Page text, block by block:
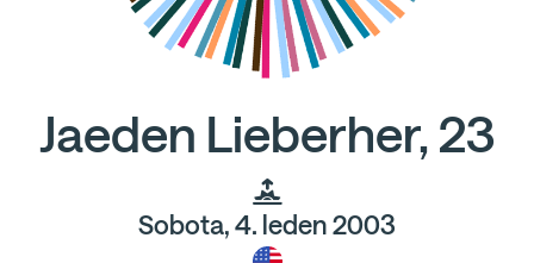
Jaeden Lieberher, 23
Sobota, 4. leden 2003